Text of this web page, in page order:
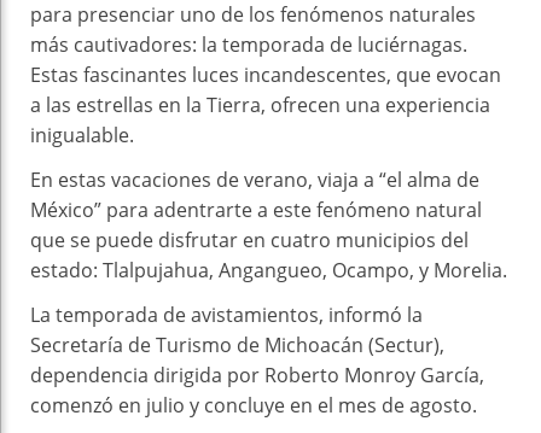
para presenciar uno de los fenómenos naturales
más cautivadores: la temporada de luciérnagas.
Estas fascinantes luces incandescentes, que evocan
a las estrellas en la Tierra, ofrecen una experiencia
inigualable.
En estas vacaciones de verano, viaja a “el alma de
México” para adentrarte a este fenómeno natural
que se puede disfrutar en cuatro municipios del
estado: Tlalpujahua, Angangueo, Ocampo, y Morelia.
La temporada de avistamientos, informó la
Secretaría de Turismo de Michoacán (Sectur),
dependencia dirigida por Roberto Monroy García,
comenzó en julio y concluye en el mes de agosto.